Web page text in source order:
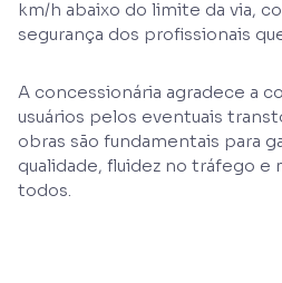
km/h abaixo do limite da via,
segurança dos profissionais
A concessionária agradece a
usuários pelos eventuais
obras são fundamentais para
qualidade, fluidez no tráfego e
todos.